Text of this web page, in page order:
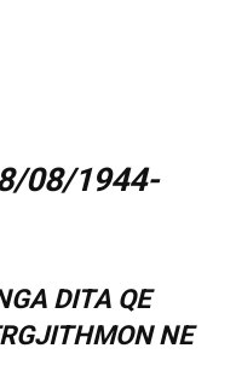
08/1944-
DITA QE
NE